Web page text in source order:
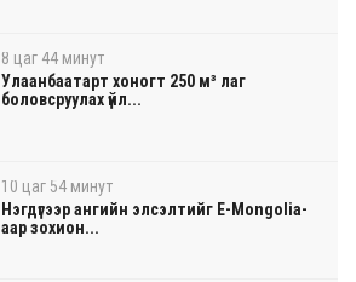
8 цаг 44 минут
Улаанбаатарт хоногт 250 м³ лаг
боловсруулах үйл...
10 цаг 54 минут
Нэгдүгээр ангийн элсэлтийг E-Mongolia-
аар зохион...